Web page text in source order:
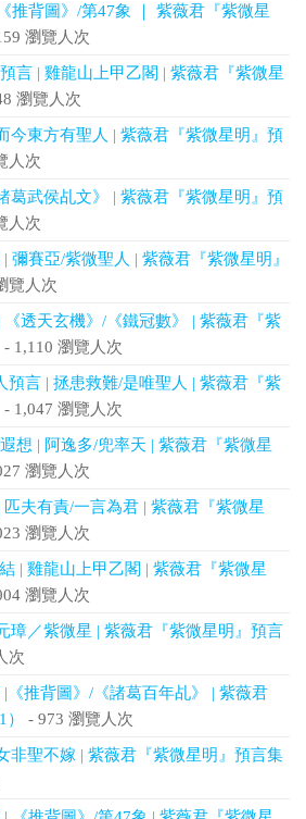
推背圖》/第47象 ｜ 紫薇君『紫微星
瀏覽人次
言 | 雞龍山上甲乙閣 | 紫薇君『紫微星
瀏覽人次
今東方有聖人 | 紫薇君『紫微星明』預
人次
葛武侯乩文》 | 紫薇君『紫微星明』預
人次
彌賽亞/紫微聖人 | 紫薇君『紫微星明』
覽人次
透天玄機》/《鐵冠數》 | 紫薇君『紫
- 1,110 瀏覽人次
預言 | 拯患救難/是唯聖人 | 紫薇君『紫
- 1,047 瀏覽人次
想 | 阿逸多/兜率天 | 紫薇君『紫微星
瀏覽人次
夫有責/一言為君 | 紫薇君『紫微星
瀏覽人次
| 雞龍山上甲乙閣 | 紫薇君『紫微星
瀏覽人次
璋／紫微星 | 紫薇君『紫微星明』預言
次
《推背圖》/《諸葛百年乩》 | 紫薇君
- 973 瀏覽人次
非聖不嫁 | 紫薇君『紫微星明』預言集